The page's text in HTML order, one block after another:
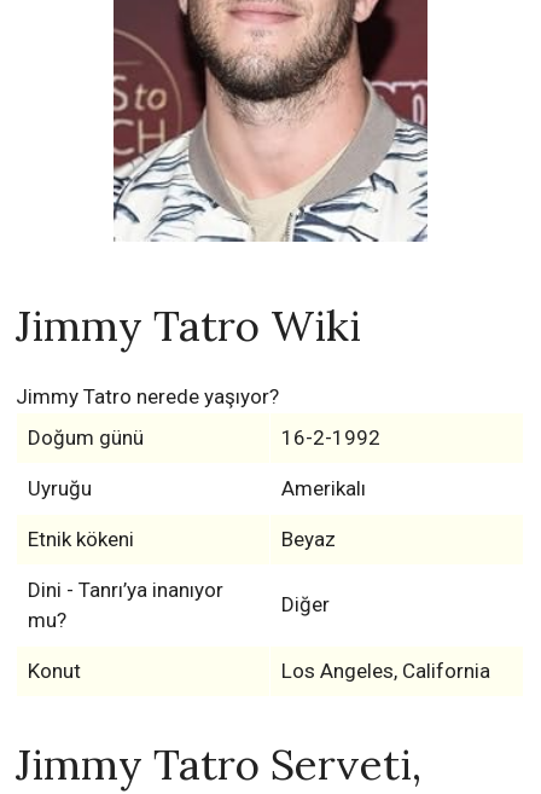
Jimmy Tatro Wiki
Jimmy Tatro nerede yaşıyor?
Doğum günü
16-2-1992
Uyruğu Amerikalı
Etnik kökeni Beyaz
Dini - Tanrı’ya inanıyor
mu?
Diğer
Konut Los Angeles, California
Jimmy Tatro Serveti,